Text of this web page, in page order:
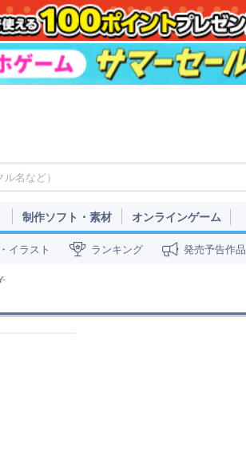
制作ソフト・素材 オンラインゲーム
イラスト ランキング 発売予告作品